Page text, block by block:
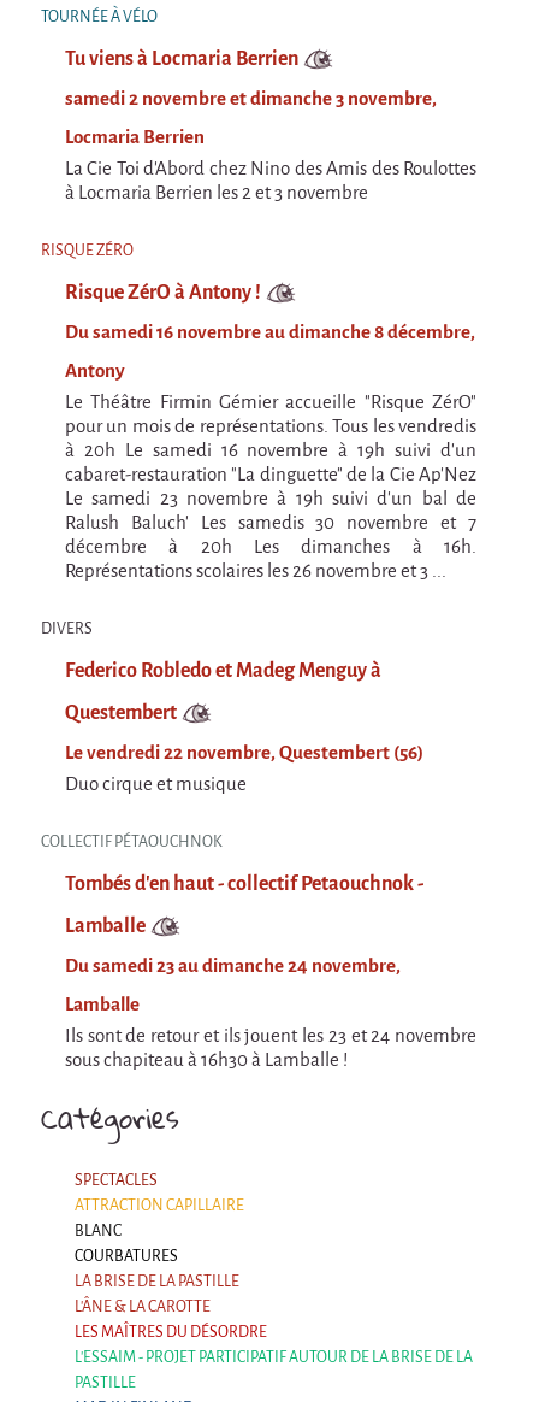
Marathon
C'est quand qu'on va où !?
Roue de la Mort
Sur le Chemin de la Route
La F.R.A.P.
Wagabond
Château Descartes
Parasites
En Bretagne
La démarche
Les projets contextuels
Générations Cirque
La Première Fois
Chapiteaux d'hiver au Relecq Kerhuon
Ville Debout
Dédoublez-moi
Les projets itinérants
Tournée à Vélo
9 km²
Collectif Pétaouchnok
Événements
Popcorn
Popcorn 2026
Popcorn - Edition 2024
Edition 2022
Cirque & Mer
C'est quoi ?!
Cirque & Mer 2017 - Le Petit
Editions précédentes
Tant qu'il y aura des mouettes
C'est quoi ?
Catégories
SPECTACLES
ATTRACTION CAPILLAIRE
BLANC
COURBATURES
LA BRISE DE LA PASTILLE
L'ÂNE & LA CAROTTE
LES MAÎTRES DU DÉSORDRE
L'ESSAIM - PROJET PARTICIPATIF AUTOUR DE LA BRISE DE LA
PASTILLE
TOURNÉE À VÉLO
Tu viens à Locmaria Berrien
samedi 2 novembre et dimanche 3 novembre,
Locmaria Berrien
La Cie Toi d'Abord chez Nino des Amis des Roulottes
à Locmaria Berrien les 2 et 3 novembre
RISQUE ZÉRO
Risque ZérO à Antony !
Du samedi 16 novembre au dimanche 8 décembre,
Antony
Le Théâtre Firmin Gémier accueille "Risque ZérO"
pour un mois de représentations. Tous les vendredis
à 20h Le samedi 16 novembre à 19h suivi d'un
cabaret-restauration "La dinguette" de la Cie Ap’Nez
Le samedi 23 novembre à 19h suivi d'un bal de
Ralush Baluch' Les samedis 30 novembre et 7
décembre à 20h Les dimanches à 16h.
Représentations scolaires les 26 novembre et 3 ...
DIVERS
Federico Robledo et Madeg Menguy à
Questembert
Le vendredi 22 novembre, Questembert (56)
Duo cirque et musique
COLLECTIF PÉTAOUCHNOK
Tombés d'en haut - collectif Petaouchnok -
Lamballe
Du samedi 23 au dimanche 24 novembre,
Lamballe
Ils sont de retour et ils jouent les 23 et 24 novembre
sous chapiteau à 16h30 à Lamballe !